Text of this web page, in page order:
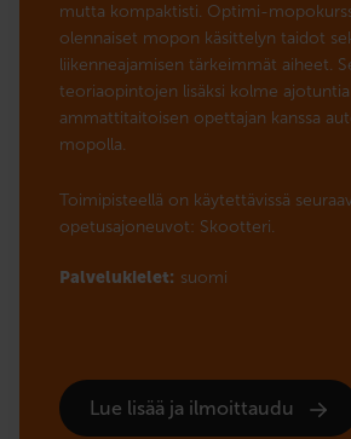
mutta kompaktisti. Optimi-
olennaiset mopon käsittelyn taidot
liikenneajamisen tärkeimmät aiheet.
teoriaopintojen lisäksi kolme ajotuntia
ammattitaitoisen opettajan kanssa
mopolla.
Toimipisteellä on käytettävissä
opetusajoneuvot: Skootteri.
Palvelukielet: suomi
Lue lisää ja ilmoittaudu